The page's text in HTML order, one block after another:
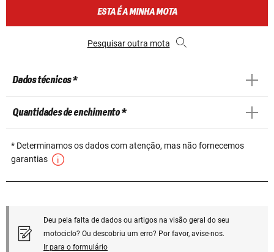
ESTA É A MINHA MOTA
Pesquisar outra mota
Dados técnicos *
Quantidades de enchimento *
* Determinamos os dados com atenção, mas não fornecemos
garantias
Deu pela falta de dados ou artigos na visão geral do seu
motociclo? Ou descobriu um erro? Por favor, avise-nos.
Ir para o formulário